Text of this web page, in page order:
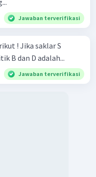
Jawaban terverifikasi
S
B dan D adalah...
Jawaban terverifikasi